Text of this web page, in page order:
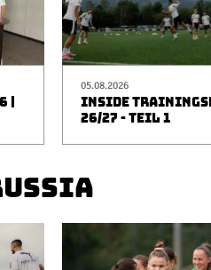
|
05.08.2026
INSIDE
26/27 - TEIL 1